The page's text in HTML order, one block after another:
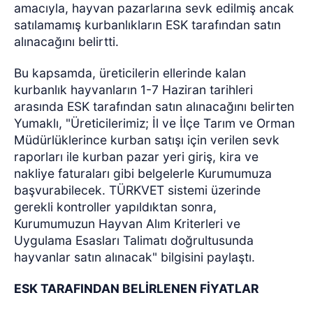
amacıyla, hayvan pazarlarına sevk edilmiş ancak
satılamamış kurbanlıkların ESK tarafından satın
alınacağını belirtti.
Bu kapsamda, üreticilerin ellerinde kalan
kurbanlık hayvanların 1-7 Haziran tarihleri
arasında ESK tarafından satın alınacağını belirten
Yumaklı, "Üreticilerimiz; İl ve İlçe Tarım ve Orman
Müdürlüklerince kurban satışı için verilen sevk
raporları ile kurban pazar yeri giriş, kira ve
nakliye faturaları gibi belgelerle Kurumumuza
başvurabilecek. TÜRKVET sistemi üzerinde
gerekli kontroller yapıldıktan sonra,
Kurumumuzun Hayvan Alım Kriterleri ve
Uygulama Esasları Talimatı doğrultusunda
hayvanlar satın alınacak" bilgisini paylaştı.
ESK TARAFINDAN BELİRLENEN FİYATLAR